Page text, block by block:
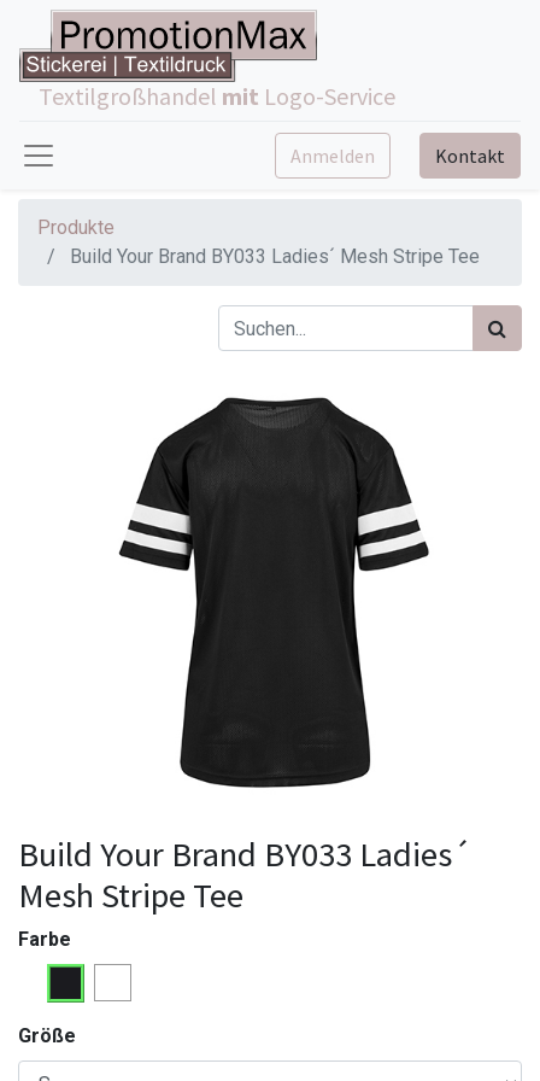
Textilgroßhandel mit Logo-Service
Anmelden Kontakt
Produkte
Build Your Brand BY033 Ladies´ Mesh Stripe Tee
Build Your Brand BY033 Ladies´
Mesh Stripe Tee
Farbe
Größe